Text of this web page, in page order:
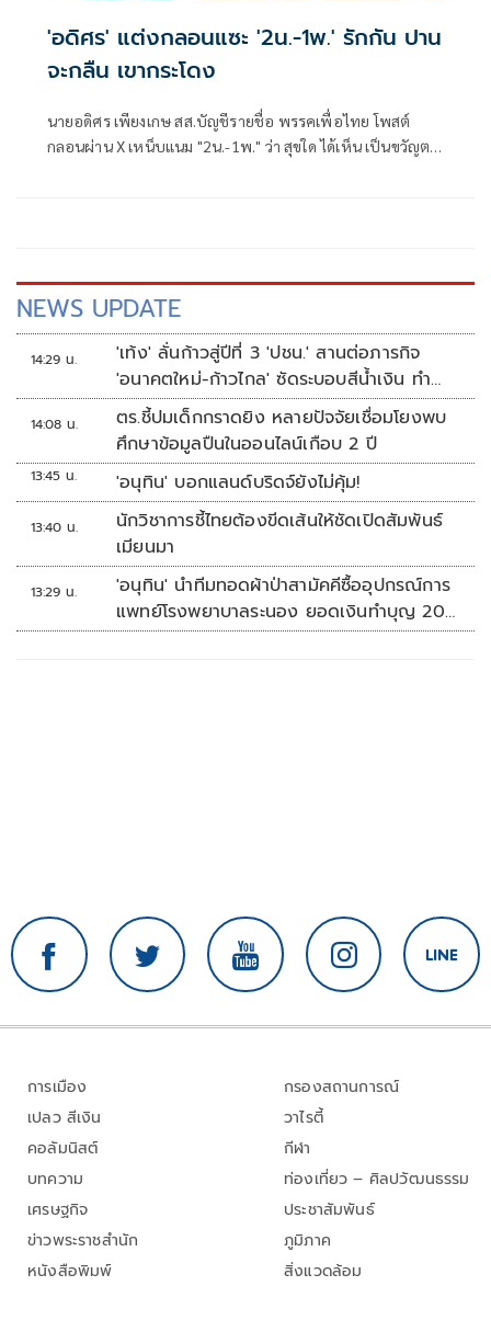
'อดิศร' แต่งกลอนแซะ '2น.-1พ.' รักกัน ปาน
จะกลืน เขากระโดง
นายอดิศร เพียงเกษ สส.บัญชีรายชื่อ พรรคเพื่อไทย โพสต์
กลอนผ่าน X เหน็บแนม "2น.-1พ." ว่า สุขใด ได้เห็น เป็นขวัญตา
NEWS UPDATE
14:29 น.
'เท้ง' ลั่นก้าวสู่ปีที่ 3 'ปชน.' สานต่อภารกิจ
'อนาคตใหม่-ก้าวไกล' ซัดระบอบสีน้ำเงิน ทำ
หลักนิติรัฐ-นิติธรรมสั่นคลอน
14:08 น.
ตร.ชี้ปมเด็กกราดยิง หลายปัจจัยเชื่อมโยงพบ
ศึกษาข้อมูลปืนในออนไลน์เกือบ 2 ปี
13:45 น. 'อนุทิน' บอกแลนด์บริดจ์ยังไม่คุ้ม!
13:40 น.
นักวิชาการชี้ไทยต้องขีดเส้นให้ชัดเปิดสัมพันธ์
เมียนมา
13:29 น.
'อนุทิน' นำทีมทอดผ้าป่าสามัคคีซื้ออุปกรณ์การ
แพทย์โรงพยาบาลระนอง ยอดเงินทำบุญ 20
ล้านบาท
การเมือง
เปลว สีเงิน
คอลัมนิสต์
บทความ
เศรษฐกิจ
ข่าวพระราชสำนัก
หนังสือพิมพ์
กรองสถานการณ์
วาไรตี้
กีฬา
ท่องเที่ยว – ศิลปวัฒนธรรม
ประชาสัมพันธ์
ภูมิภาค
สิ่งแวดล้อม